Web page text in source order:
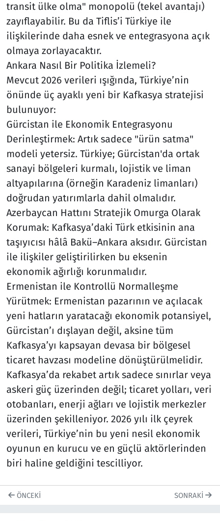
transit ülke olma" monopolü (tekel avantajı)
zayıflayabilir. Bu da Tiflis’i Türkiye ile
ilişkilerinde daha esnek ve entegrasyona açık
olmaya zorlayacaktır.
Ankara Nasıl Bir Politika İzlemeli?
Mevcut 2026 verileri ışığında, Türkiye’nin
önünde üç ayaklı yeni bir Kafkasya stratejisi
bulunuyor:
Gürcistan ile Ekonomik Entegrasyonu
Derinleştirmek: Artık sadece "ürün satma"
modeli yetersiz. Türkiye; Gürcistan'da ortak
sanayi bölgeleri kurmalı, lojistik ve liman
altyapılarına (örneğin Karadeniz limanları)
doğrudan yatırımlarla dahil olmalıdır.
Azerbaycan Hattını Stratejik Omurga Olarak
Korumak: Kafkasya’daki Türk etkisinin ana
taşıyıcısı hâlâ Bakü–Ankara aksıdır. Gürcistan
ile ilişkiler geliştirilirken bu eksenin
ekonomik ağırlığı korunmalıdır.
Ermenistan ile Kontrollü Normalleşme
Yürütmek: Ermenistan pazarının ve açılacak
yeni hatların yaratacağı ekonomik potansiyel,
Gürcistan’ı dışlayan değil, aksine tüm
Kafkasya’yı kapsayan devasa bir bölgesel
ticaret havzası modeline dönüştürülmelidir.
Kafkasya’da rekabet artık sadece sınırlar veya
askeri güç üzerinden değil; ticaret yolları, veri
otobanları, enerji ağları ve lojistik merkezler
üzerinden şekilleniyor. 2026 yılı ilk çeyrek
verileri, Türkiye’nin bu yeni nesil ekonomik
oyunun en kurucu ve en güçlü aktörlerinden
biri haline geldiğini tescilliyor.
ÖNCEKI SONRAKI